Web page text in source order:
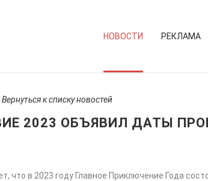
НОВОСТИ РЕКЛАМА
Вернуться к списку новостей
2023 ОБЪЯВИЛ ДАТЫ
в 2023 году Главное Приключение Года